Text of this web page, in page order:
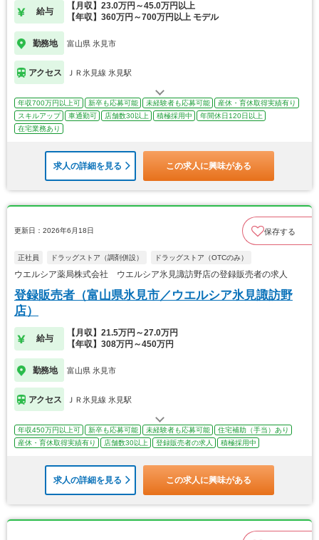
給与
【月収】23.0万円～45.0万円以上
【年収】360万円～700万円以上 モデル
勤務地 富山県 氷見市
アクセス ＪＲ氷見線 氷見駅
年収700万円以上可 新卒も応募可能 未経験者も応募可能
産休・育休取得実績有り
スキルアップ
車通勤可 店舗数30以上 積極採用中
年間休日120日以上
在宅業務あり
求人の詳細を見る この求人に興味がある
更新日：2026年6月18日 保存する
正社員 ドラッグストア（調剤併設） ドラッグストア（OTCのみ）
ウエルシア薬局株式会社 ウエルシア氷見諏訪野店の登録販売者の求人
登録販売者（富山県氷見市／ウエルシア氷見諏訪野
店）
給与
【月収】21.5万円～27.0万円
【年収】308万円～450万円
勤務地 富山県 氷見市
アクセス ＪＲ氷見線 氷見駅
年収450万円以上可 新卒も応募可能 未経験者も応募可能
住宅補助（手当）あり
産休・育休取得実績有り
店舗数30以上 登録販売者の求人 積極採用中
求人の詳細を見る この求人に興味がある